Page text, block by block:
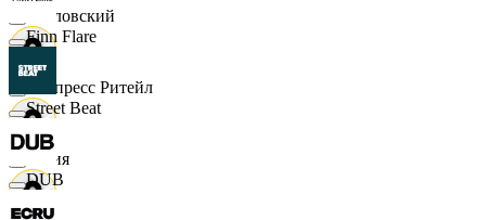
Чкаловский
Экспресс Ритейл
Юлия
Finn Flare
Street Beat
DUB